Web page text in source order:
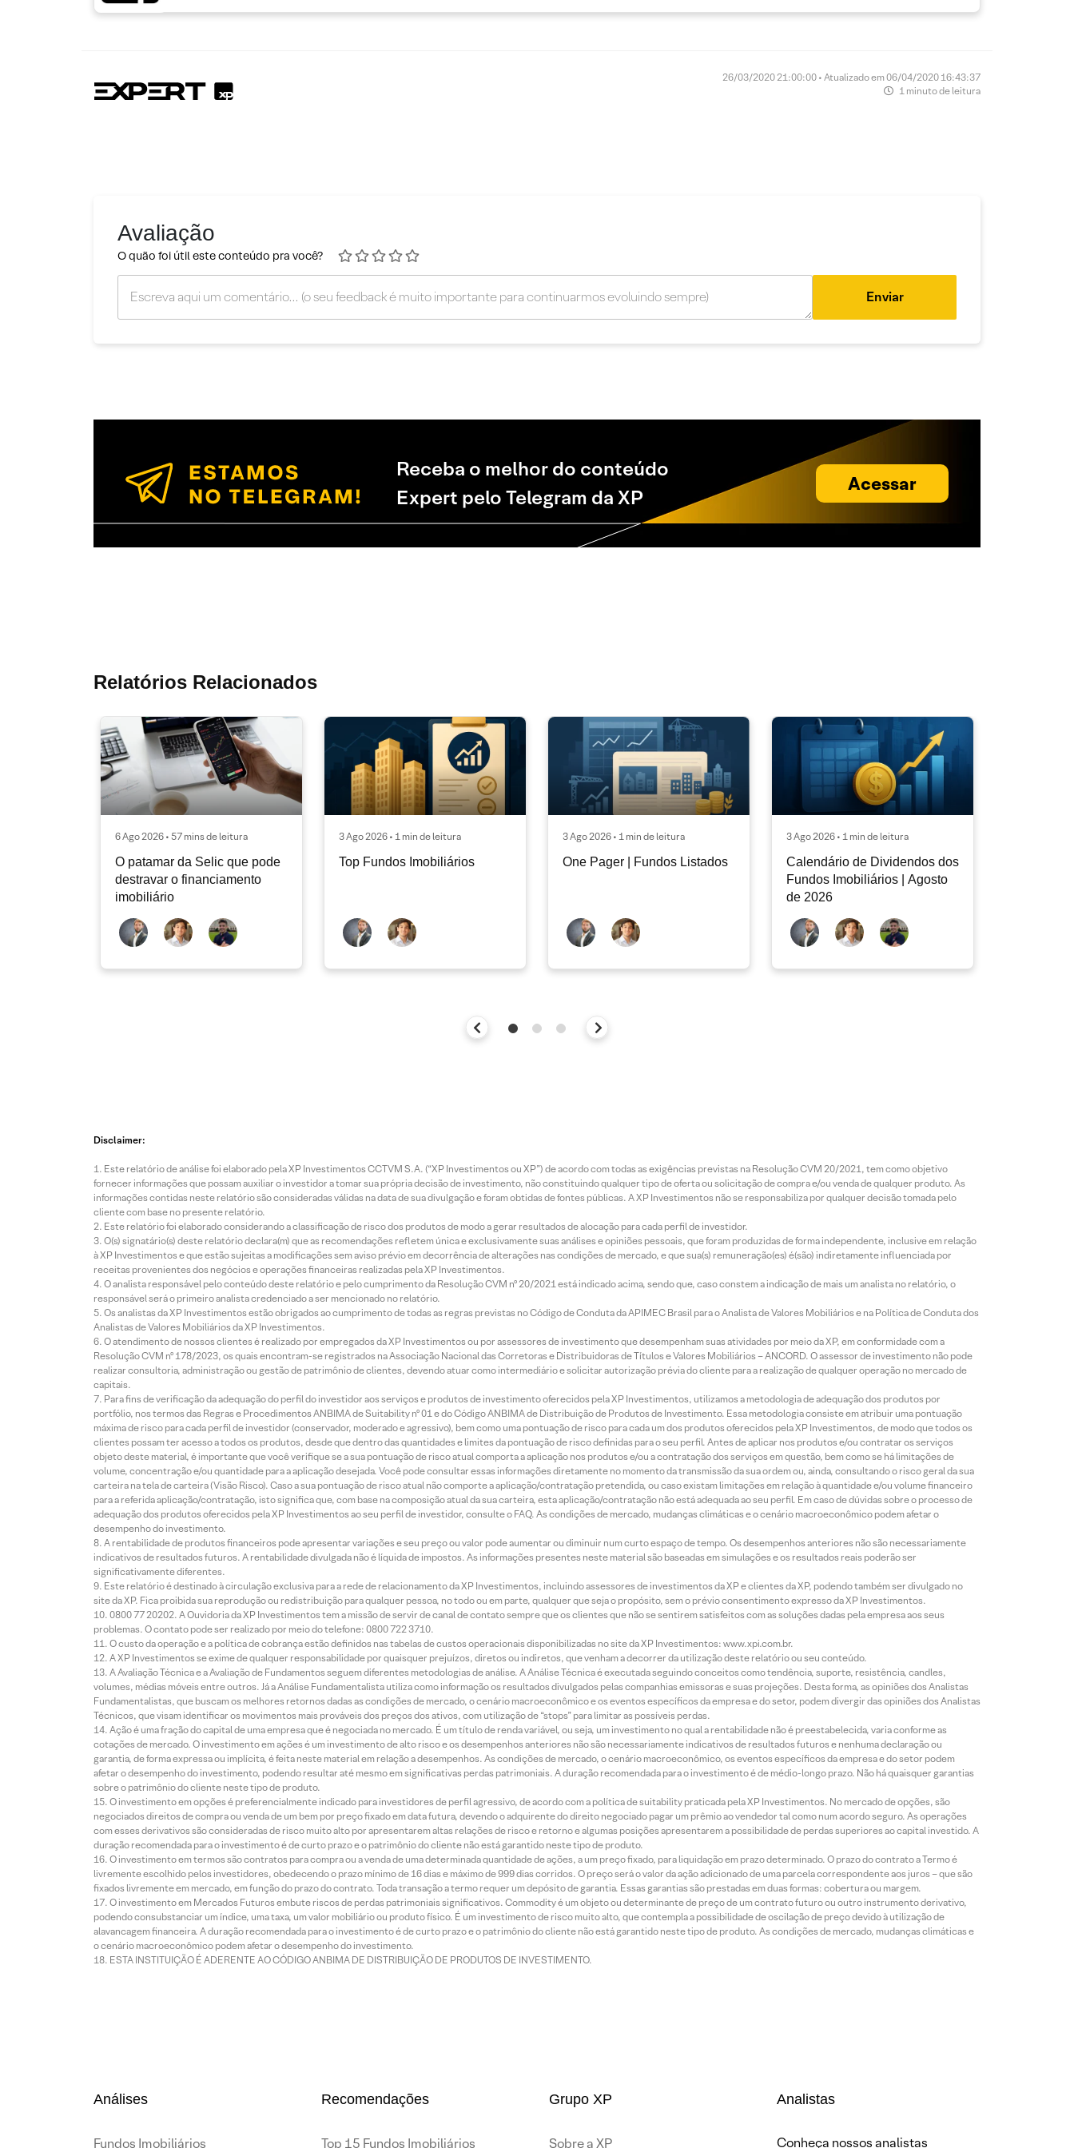
26/03/2020 21:00:00 • Atualizado em 06/04/2020 16:43:37
1 minuto de leitura
Avaliação
O quão foi útil este conteúdo pra você?
Enviar
Receba o melhor do conteúdo
Expert pelo Telegram da XP
Acessar
Relatórios Relacionados
6 Ago 2026 • 57 mins de leitura
O patamar da Selic que pode
destravar o financiamento
imobiliário
3 Ago 2026 • 1 min de leitura
Top Fundos Imobiliários
3 Ago 2026 • 1 min de leitura
One Pager | Fundos Listados
3 Ago 2026 • 1 min de leitura
Calendário de Dividendos dos
Fundos Imobiliários | Agosto
de 2026
Disclaimer:
Este relatório de análise foi elaborado pela XP Investimentos CCTVM S.A. (“XP Investimentos ou XP”) de acordo com todas as exigências previstas na Resolução CVM 20/2021, tem como objetivo
fornecer informações que possam auxiliar o investidor a tomar sua própria decisão de investimento, não constituindo qualquer tipo de oferta ou solicitação de compra e/ou venda de qualquer produto. As
informações contidas neste relatório são consideradas válidas na data de sua divulgação e foram obtidas de fontes públicas. A XP Investimentos não se responsabiliza por qualquer decisão tomada pelo
cliente com base no presente relatório.
Este relatório foi elaborado considerando a classificação de risco dos produtos de modo a gerar resultados de alocação para cada perfil de investidor.
O(s) signatário(s) deste relatório declara(m) que as recomendações refletem única e exclusivamente suas análises e opiniões pessoais, que foram produzidas de forma independente, inclusive em relação
à XP Investimentos e que estão sujeitas a modificações sem aviso prévio em decorrência de alterações nas condições de mercado, e que sua(s) remuneração(es) é(são) indiretamente influenciada por
receitas provenientes dos negócios e operações financeiras realizadas pela XP Investimentos.
O analista responsável pelo conteúdo deste relatório e pelo cumprimento da Resolução CVM nº 20/2021 está indicado acima, sendo que, caso constem a indicação de mais um analista no relatório, o
responsável será o primeiro analista credenciado a ser mencionado no relatório.
Os analistas da XP Investimentos estão obrigados ao cumprimento de todas as regras previstas no Código de Conduta da APIMEC Brasil para o Analista de Valores Mobiliários e na Política de Conduta dos
Analistas de Valores Mobiliários da XP Investimentos.
O atendimento de nossos clientes é realizado por empregados da XP Investimentos ou por assessores de investimento que desempenham suas atividades por meio da XP, em conformidade com a
Resolução CVM nº 178/2023, os quais encontram-se registrados na Associação Nacional das Corretoras e Distribuidoras de Títulos e Valores Mobiliários – ANCORD. O assessor de investimento não pode
realizar consultoria, administração ou gestão de patrimônio de clientes, devendo atuar como intermediário e solicitar autorização prévia do cliente para a realização de qualquer operação no mercado de
capitais.
Para fins de verificação da adequação do perfil do investidor aos serviços e produtos de investimento oferecidos pela XP Investimentos, utilizamos a metodologia de adequação dos produtos por
portfólio, nos termos das Regras e Procedimentos ANBIMA de Suitability nº 01 e do Código ANBIMA de Distribuição de Produtos de Investimento. Essa metodologia consiste em atribuir uma pontuação
máxima de risco para cada perfil de investidor (conservador, moderado e agressivo), bem como uma pontuação de risco para cada um dos produtos oferecidos pela XP Investimentos, de modo que todos os
clientes possam ter acesso a todos os produtos, desde que dentro das quantidades e limites da pontuação de risco definidas para o seu perfil. Antes de aplicar nos produtos e/ou contratar os serviços
objeto deste material, é importante que você verifique se a sua pontuação de risco atual comporta a aplicação nos produtos e/ou a contratação dos serviços em questão, bem como se há limitações de
volume, concentração e/ou quantidade para a aplicação desejada. Você pode consultar essas informações diretamente no momento da transmissão da sua ordem ou, ainda, consultando o risco geral da sua
carteira na tela de carteira (Visão Risco). Caso a sua pontuação de risco atual não comporte a aplicação/contratação pretendida, ou caso existam limitações em relação à quantidade e/ou volume financeiro
para a referida aplicação/contratação, isto significa que, com base na composição atual da sua carteira, esta aplicação/contratação não está adequada ao seu perfil. Em caso de dúvidas sobre o processo de
adequação dos produtos oferecidos pela XP Investimentos ao seu perfil de investidor, consulte o FAQ. As condições de mercado, mudanças climáticas e o cenário macroeconômico podem afetar o
desempenho do investimento.
A rentabilidade de produtos financeiros pode apresentar variações e seu preço ou valor pode aumentar ou diminuir num curto espaço de tempo. Os desempenhos anteriores não são necessariamente
indicativos de resultados futuros. A rentabilidade divulgada não é líquida de impostos. As informações presentes neste material são baseadas em simulações e os resultados reais poderão ser
significativamente diferentes.
Este relatório é destinado à circulação exclusiva para a rede de relacionamento da XP Investimentos, incluindo assessores de investimentos da XP e clientes da XP, podendo também ser divulgado no
site da XP. Fica proibida sua reprodução ou redistribuição para qualquer pessoa, no todo ou em parte, qualquer que seja o propósito, sem o prévio consentimento expresso da XP Investimentos.
0800 77 20202. A Ouvidoria da XP Investimentos tem a missão de servir de canal de contato sempre que os clientes que não se sentirem satisfeitos com as soluções dadas pela empresa aos seus
problemas. O contato pode ser realizado por meio do telefone: 0800 722 3710.
O custo da operação e a política de cobrança estão definidos nas tabelas de custos operacionais disponibilizadas no site da XP Investimentos: www.xpi.com.br.
A XP Investimentos se exime de qualquer responsabilidade por quaisquer prejuízos, diretos ou indiretos, que venham a decorrer da utilização deste relatório ou seu conteúdo.
A Avaliação Técnica e a Avaliação de Fundamentos seguem diferentes metodologias de análise. A Análise Técnica é executada seguindo conceitos como tendência, suporte, resistência, candles,
volumes, médias móveis entre outros. Já a Análise Fundamentalista utiliza como informação os resultados divulgados pelas companhias emissoras e suas projeções. Desta forma, as opiniões dos Analistas
Fundamentalistas, que buscam os melhores retornos dadas as condições de mercado, o cenário macroeconômico e os eventos específicos da empresa e do setor, podem divergir das opiniões dos Analistas
Técnicos, que visam identificar os movimentos mais prováveis dos preços dos ativos, com utilização de “stops” para limitar as possíveis perdas.
Ação é uma fração do capital de uma empresa que é negociada no mercado. É um título de renda variável, ou seja, um investimento no qual a rentabilidade não é preestabelecida, varia conforme as
cotações de mercado. O investimento em ações é um investimento de alto risco e os desempenhos anteriores não são necessariamente indicativos de resultados futuros e nenhuma declaração ou
garantia, de forma expressa ou implícita, é feita neste material em relação a desempenhos. As condições de mercado, o cenário macroeconômico, os eventos específicos da empresa e do setor podem
afetar o desempenho do investimento, podendo resultar até mesmo em significativas perdas patrimoniais. A duração recomendada para o investimento é de médio-longo prazo. Não há quaisquer garantias
sobre o patrimônio do cliente neste tipo de produto.
O investimento em opções é preferencialmente indicado para investidores de perfil agressivo, de acordo com a política de suitability praticada pela XP Investimentos. No mercado de opções, são
negociados direitos de compra ou venda de um bem por preço fixado em data futura, devendo o adquirente do direito negociado pagar um prêmio ao vendedor tal como num acordo seguro. As operações
com esses derivativos são consideradas de risco muito alto por apresentarem altas relações de risco e retorno e algumas posições apresentarem a possibilidade de perdas superiores ao capital investido. A
duração recomendada para o investimento é de curto prazo e o patrimônio do cliente não está garantido neste tipo de produto.
O investimento em termos são contratos para compra ou a venda de uma determinada quantidade de ações, a um preço fixado, para liquidação em prazo determinado. O prazo do contrato a Termo é
livremente escolhido pelos investidores, obedecendo o prazo mínimo de 16 dias e máximo de 999 dias corridos. O preço será o valor da ação adicionado de uma parcela correspondente aos juros – que são
fixados livremente em mercado, em função do prazo do contrato. Toda transação a termo requer um depósito de garantia. Essas garantias são prestadas em duas formas: cobertura ou margem.
O investimento em Mercados Futuros embute riscos de perdas patrimoniais significativos. Commodity é um objeto ou determinante de preço de um contrato futuro ou outro instrumento derivativo,
podendo consubstanciar um índice, uma taxa, um valor mobiliário ou produto físico. É um investimento de risco muito alto, que contempla a possibilidade de oscilação de preço devido à utilização de
alavancagem financeira. A duração recomendada para o investimento é de curto prazo e o patrimônio do cliente não está garantido neste tipo de produto. As condições de mercado, mudanças climáticas e
o cenário macroeconômico podem afetar o desempenho do investimento.
ESTA INSTITUIÇÃO É ADERENTE AO CÓDIGO ANBIMA DE DISTRIBUIÇÃO DE PRODUTOS DE INVESTIMENTO.
Análises
Fundos Imobiliários
Recomendações
Top 15 Fundos Imobiliários
Grupo XP
Sobre a XP
Analistas
Conheça nossos analistas